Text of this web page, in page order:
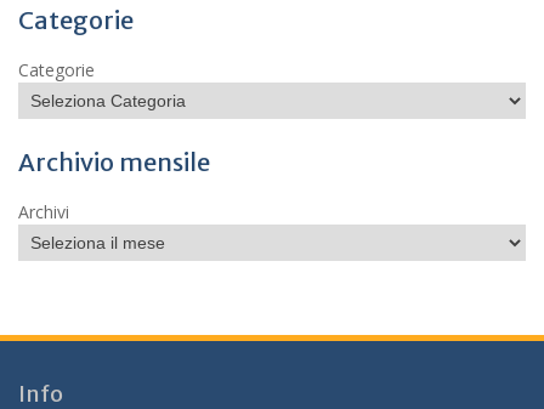
Categorie
Categorie
Archivio mensile
Archivi
Info